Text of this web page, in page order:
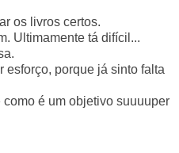
os livros certos.
Ultimamente tá difícil...
esforço, porque já sinto falta
é um objetivo suuuuper